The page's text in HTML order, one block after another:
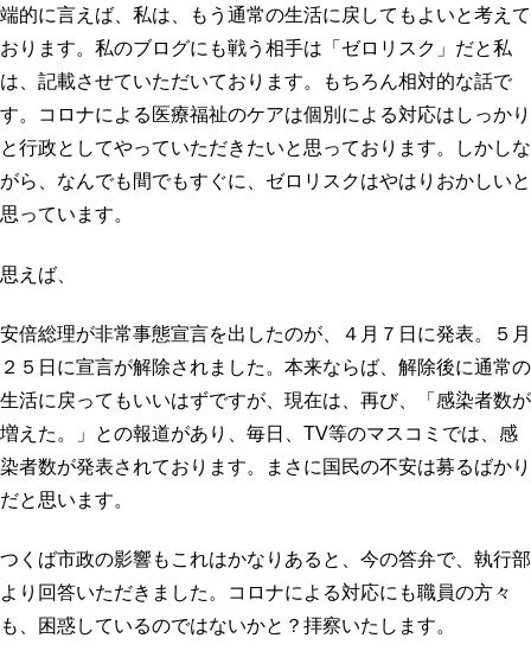
端的に言えば、私は、もう通常の生活に戻してもよいと考えて
おります。私のブログにも戦う相手は「ゼロリスク」だと私
は、記載させていただいております。もちろん相対的な話で
す。コロナによる医療福祉のケアは個別による対応はしっかり
と行政としてやっていただきたいと思っております。しかしな
がら、なんでも間でもすぐに、ゼロリスクはやはりおかしいと
思っています。
思えば、
安倍総理が非常事態宣言を出したのが、４月７日に発表。５月
２５日に宣言が解除されました。本来ならば、解除後に通常の
生活に戻ってもいいはずですが、現在は、再び、「感染者数が
増えた。」との報道があり、毎日、TV等のマスコミでは、感
染者数が発表されております。まさに国民の不安は募るばかり
だと思います。
つくば市政の影響もこれはかなりあると、今の答弁で、執行部
より回答いただきました。コロナによる対応にも職員の方々
も、困惑しているのではないかと？拝察いたします。